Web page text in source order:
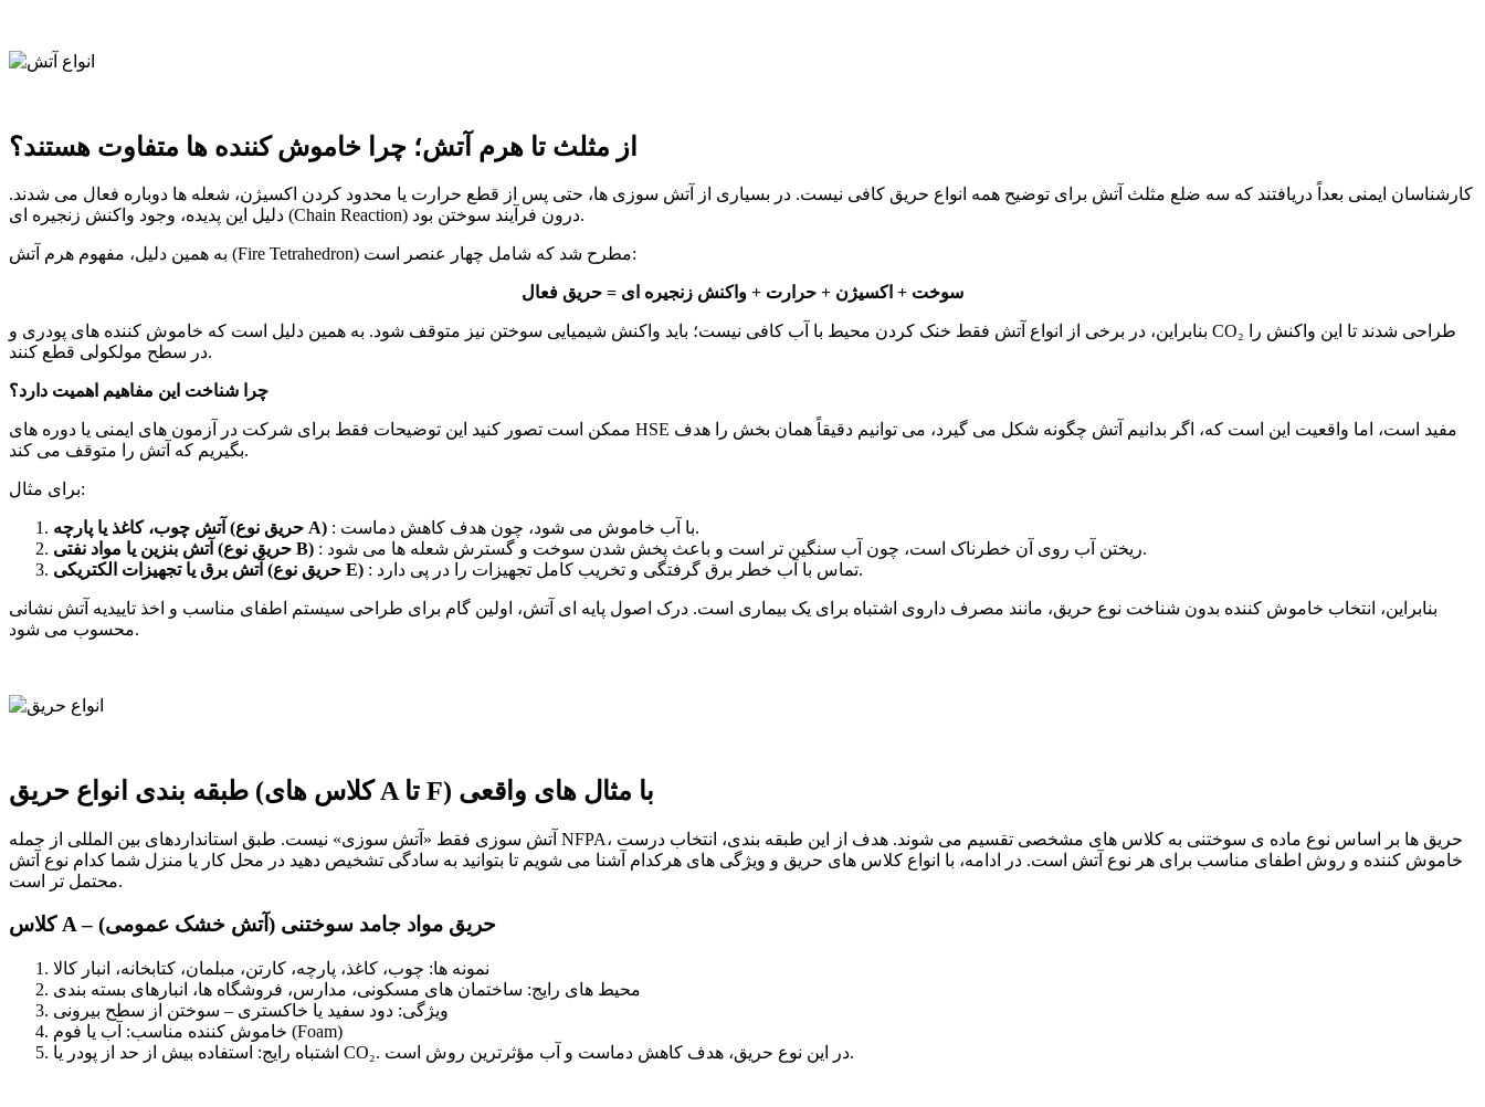
از مثلث تا هرم آتش؛ چرا خاموش کننده ها متفاوت هستند؟
کارشناسان ایمنی بعداً دریافتند که سه ضلع مثلث آتش برای توضیح همه انواع حریق کافی نیست. در بسیاری از آتش سوزی ها، حتی پس از قطع حرارت یا محدود کردن اکسیژن، شعله ها دوباره فعال می شدند.
دلیل این پدیده، وجود واکنش زنجیره ای (Chain Reaction) درون فرآیند سوختن بود.
به همین دلیل، مفهوم هرم آتش (Fire Tetrahedron) مطرح شد که شامل چهار عنصر است:
سوخت + اکسیژن + حرارت + واکنش زنجیره ای = حریق فعال
بنابراین، در برخی از انواع آتش فقط خنک کردن محیط با آب کافی نیست؛ باید واکنش شیمیایی سوختن نیز متوقف شود. به همین دلیل است که خاموش کننده های پودری و CO₂ طراحی شدند تا این واکنش را
در سطح مولکولی قطع کنند.
چرا شناخت این مفاهیم اهمیت دارد؟
ممکن است تصور کنید این توضیحات فقط برای شرکت در آزمون های ایمنی یا دوره های HSE مفید است، اما واقعیت این است که، اگر بدانیم آتش چگونه شکل می گیرد، می توانیم دقیقاً همان بخش را هدف
بگیریم که آتش را متوقف می کند.
برای مثال:
آتش چوب، کاغذ یا پارچه (حریق نوع A)
: با آب خاموش می شود، چون هدف کاهش دماست.
آتش بنزین یا مواد نفتی (حریق نوع B)
: ریختن آب روی آن خطرناک است، چون آب سنگین تر است و باعث پخش شدن سوخت و گسترش شعله ها می شود.
آتش برق یا تجهیزات الکتریکی (حریق نوع E)
: تماس با آب خطر برق گرفتگی و تخریب کامل تجهیزات را در پی دارد.
بنابراین، انتخاب خاموش کننده بدون شناخت نوع حریق، مانند مصرف داروی اشتباه برای یک بیماری است. درک اصول پایه ای آتش، اولین گام برای طراحی سیستم اطفای مناسب و اخذ تاییدیه آتش نشانی
محسوب می شود.
طبقه بندی انواع حریق (کلاس های A تا F) با مثال های واقعی
آتش سوزی فقط «آتش سوزی» نیست. طبق استانداردهای بین المللی از جمله NFPA، حریق ها بر اساس نوع ماده ی سوختنی به کلاس های مشخصی تقسیم می شوند. هدف از این طبقه بندی، انتخاب درست
خاموش کننده و روش اطفای مناسب برای هر نوع آتش است. در ادامه، با انواع کلاس های حریق و ویژگی های هرکدام آشنا می شویم تا بتوانید به سادگی تشخیص دهید در محل کار یا منزل شما کدام نوع آتش
محتمل تر است.
کلاس A – حریق مواد جامد سوختنی (آتش خشک عمومی)
نمونه ها: چوب، کاغذ، پارچه، کارتن، مبلمان، کتابخانه، انبار کالا
محیط های رایج: ساختمان های مسکونی، مدارس، فروشگاه ها، انبارهای بسته بندی
ویژگی: دود سفید یا خاکستری – سوختن از سطح بیرونی
خاموش کننده مناسب: آب یا فوم (Foam)
اشتباه رایج: استفاده بیش از حد از پودر یا CO₂. در این نوع حریق، هدف کاهش دماست و آب مؤثرترین روش است.